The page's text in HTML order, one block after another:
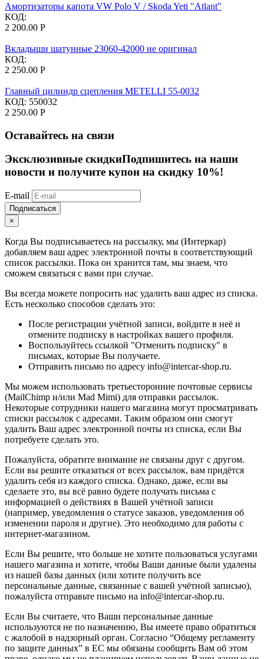
Амортизаторы капота VW Polo V / Skoda Yeti "Atlant"
КОД:
2 200.00 Р
Вкладыши шатунные 23060-42000 не оригинал
КОД:
2 250.00 Р
Главный цилиндр сцепления METELLI 55-0032
КОД: 550032
2 250.00 Р
Оставайтесь на связи
Эксклюзивные скидкиПодпишитесь на наши
новости и получите купон на скидку 10%!
E-mail
Подписаться
×
Когда Вы подписываетесь на рассылку, мы (Интеркар)
добавляем ваш адрес электронной почты в соответствующий
список рассылки. Пока он хранится там, мы знаем, что
сможем связаться с вами при случае.
Вы всегда можете попросить нас удалить ваш адрес из списка.
Есть несколько способов сделать это:
После регистрации учётной записи, войдите в неё и
отмените подписку в настройках вашего профиля.
Воспользуйтесь ссылкой "Отменить подписку" в
письмах, которые Вы получаете.
Отправить письмо по адресу info@intercar-shop.ru.
Мы можем использовать третьесторонние почтовые сервисы
(MailChimp и/или Mad Mimi) для отправки рассылок.
Некоторые сотрудники нашего магазина могут просматривать
списки рассылок с адресами. Таким образом они смогут
удалить Ваш адрес электронной почты из списка, если Вы
потребуете сделать это.
Пожалуйста, обратите внимание не связаны друг с другом.
Если вы решите отказаться от всех рассылок, вам придётся
удалить себя из каждого списка. Однако, даже, если вы
сделаете это, вы всё равно будете получать письма с
информацией о действиях в Вашей учётной записи
(например, уведомления о статусе заказов, уведомления об
изменении пароля и другие). Это необходимо для работы с
интернет-магазином.
Если Вы решите, что больше не хотите пользоваться услугами
нашего магазина и хотите, чтобы Ваши данные были удалены
из нашей базы данных (или хотите получить все
персональные данные, связанные с вашей учётной записью),
пожалуйста отправьте письмо на info@intercar-shop.ru.
Если Вы считаете, что Ваши персональные данные
используются не по назначению, Вы имеете право обратиться
с жалобой в надзорный орган. Согласно “Общему регламенту
по защите данных” в ЕС мы обязаны сообщить Вам об этом